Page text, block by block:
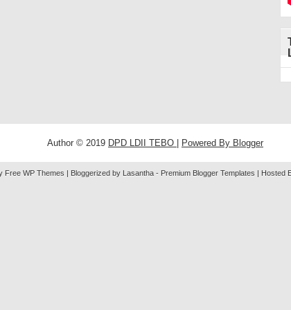
Author © 2019 DPD LDII TEBO Powered By Blogger
Free WP Themes | Bloggerized by Lasantha - Premium Blogger Templates | Hosted